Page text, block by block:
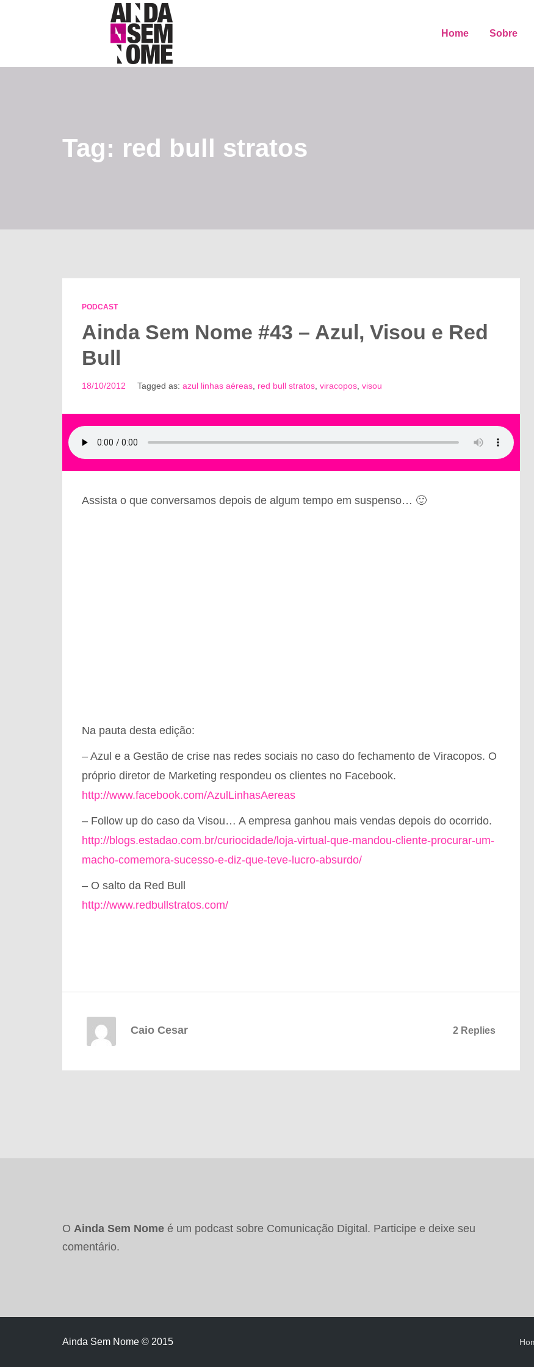
Home Sobre
Tag: red bull stratos
PODCAST
Ainda Sem Nome #43 – Azul, Visou e Red
Bull
18/10/2012 Tagged as: azul linhas aéreas red bull stratos viracopos visou
Assista o que conversamos depois de algum tempo em suspenso… 🙂
Na pauta desta edição:
– Azul e a Gestão de crise nas redes sociais no caso do fechamento de Viracopos. O
próprio diretor de Marketing respondeu os clientes no Facebook.
http://www.facebook.com/AzulLinhasAereas
– Follow up do caso da Visou… A empresa ganhou mais vendas depois do ocorrido.
http://blogs.estadao.com.br/curiocidade/loja-virtual-que-mandou-cliente-procurar-um-
macho-comemora-sucesso-e-diz-que-teve-lucro-absurdo/
– O salto da Red Bull
http://www.redbullstratos.com/
2 Replies
Caio Cesar
O Ainda Sem Nome é um podcast sobre Comunicação Digital. Participe e deixe seu
comentário.
Ainda Sem Nome © 2015